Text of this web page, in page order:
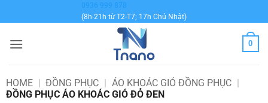
qua
dung
0936 999 878
(8h-21h từ T2-T7; 17h Chủ Nhật)
0
HOME | ĐỒNG PHỤC | ÁO KHOÁC GIÓ ĐỒNG PHỤC |
ĐỒNG PHỤC ÁO KHOÁC GIÓ ĐỎ ĐEN